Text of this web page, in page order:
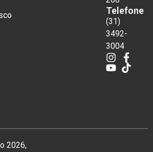
Telefone
(31)
3492-
3004
2026,